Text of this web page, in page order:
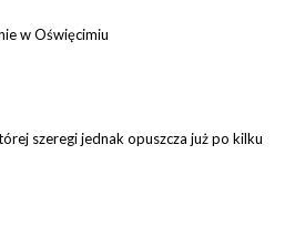
w Oświęcimiu
szeregi jednak opuszcza już po kilku